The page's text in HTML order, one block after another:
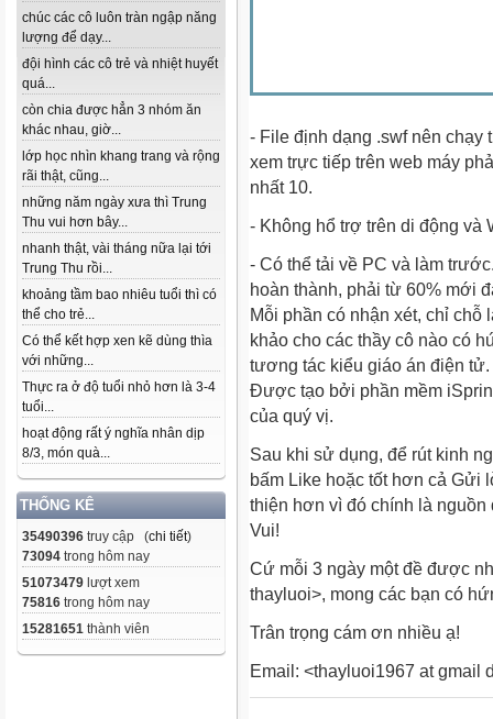
chúc các cô luôn tràn ngập năng
lượng để dạy...
đội hình các cô trẻ và nhiệt huyết
quá...
còn chia được hẳn 3 nhóm ăn
khác nhau, giờ...
lớp học nhìn khang trang và rộng
rãi thật, cũng...
những năm ngày xưa thì Trung
Thu vui hơn bây...
nhanh thật, vài tháng nữa lại tới
Trung Thu rồi...
khoảng tầm bao nhiêu tuổi thì có
thể cho trẻ...
Có thể kết hợp xen kẽ dùng thìa
với những...
Thực ra ở độ tuổi nhỏ hơn là 3-4
tuổi...
hoạt động rất ý nghĩa nhân dịp
8/3, món quà...
THỐNG KÊ
35490396 truy cập (chi tiết)
73094 trong hôm nay
51073479 lượt xem
75816 trong hôm nay
15281651 thành viên
- File định dạng .swf nên chạy
xem trực tiếp trên web máy
nhất 10.
- Không hổ trợ trên di động và
- Có thể tải về PC và làm
hoàn thành, phải từ 60% mới
Mỗi phần có nhận xét, chỉ chỗ
khảo cho các thầy cô nào có
tương tác kiểu giáo án điện
Được tạo bởi phần mềm
của quý vị.
Sau khi sử dụng, để rút kinh
bấm Like hoặc tốt hơn cả Gửi
thiện hơn vì đó chính là nguồn
Vui!
Cứ mỗi 3 ngày một đề được
thayluoi>, mong các bạn có
Trân trọng cám ơn nhiều ạ!
Email: <thayluoi1967 at gmail